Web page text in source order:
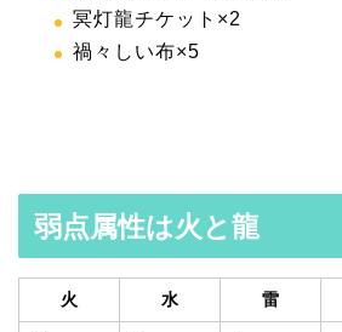
冥灯龍チケット×2
禍々しい布×5
弱点属性は火と龍
火 水 雷